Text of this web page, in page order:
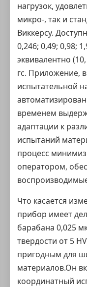
нагрузок,
микро-, так и
Виккерсу.
0,246; 0,49; 0,98;
эквивалентно
гс. Приложение,
испытательной
временем
адаптации к
испытаний
процесс
оператором,
Что касается
прибор имеет
барабана 0,025
твердости от 5
пригодным для
материалов.Он
координатный